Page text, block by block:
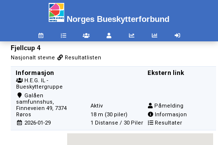
Norges Bueskytterforbund
Fjellcup 4
Nasjonalt stevne Resultatlisten
Informasjon
H.E.G. IL -
Bueskyttergruppe
Galåen
samfunnshus,
Finneveien 49, 7374
Røros
2026-01-29
Aktiv
18 m (30 piler)
1 Distanse / 30 Piler
Ekstern link
Påmelding
Informasjon
Resultater